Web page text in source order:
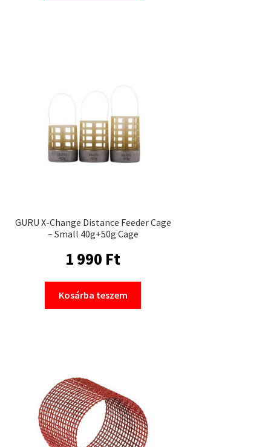
GURU X-Change Distance Feeder Cage
– Small 40g+50g Cage
1 990 Ft
Kosárba teszem